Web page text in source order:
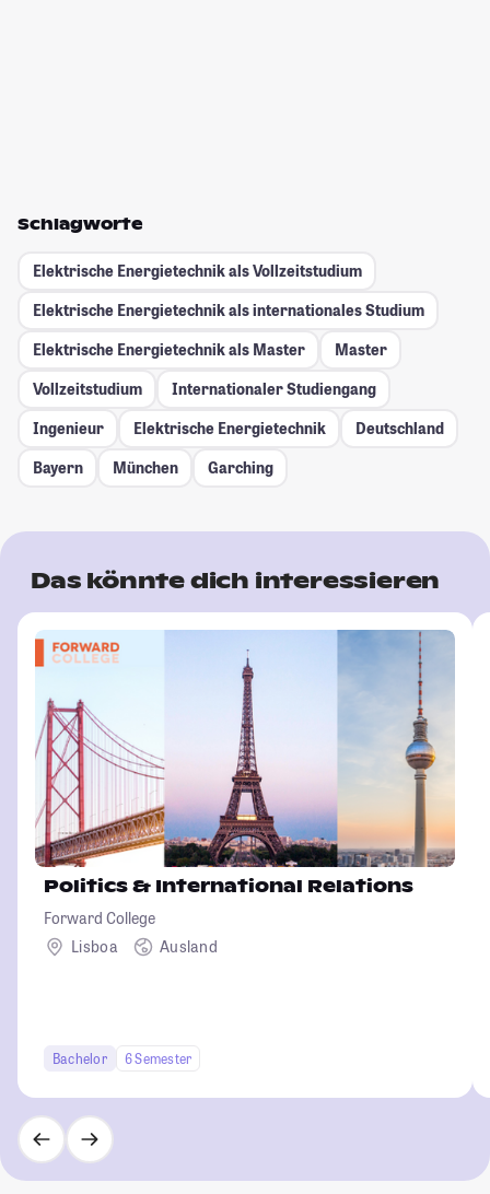
Schlagworte
Elektrische Energietechnik als Vollzeitstudium
Elektrische Energietechnik als internationales Studium
Elektrische Energietechnik als Master
Master
Vollzeitstudium
Internationaler Studiengang
Ingenieur
Elektrische Energietechnik
Deutschland
Bayern
München Garching
Das könnte dich interessieren
Politics & International Relations
Forward College
Lisboa
Ausland
Bachelor 6 Semester